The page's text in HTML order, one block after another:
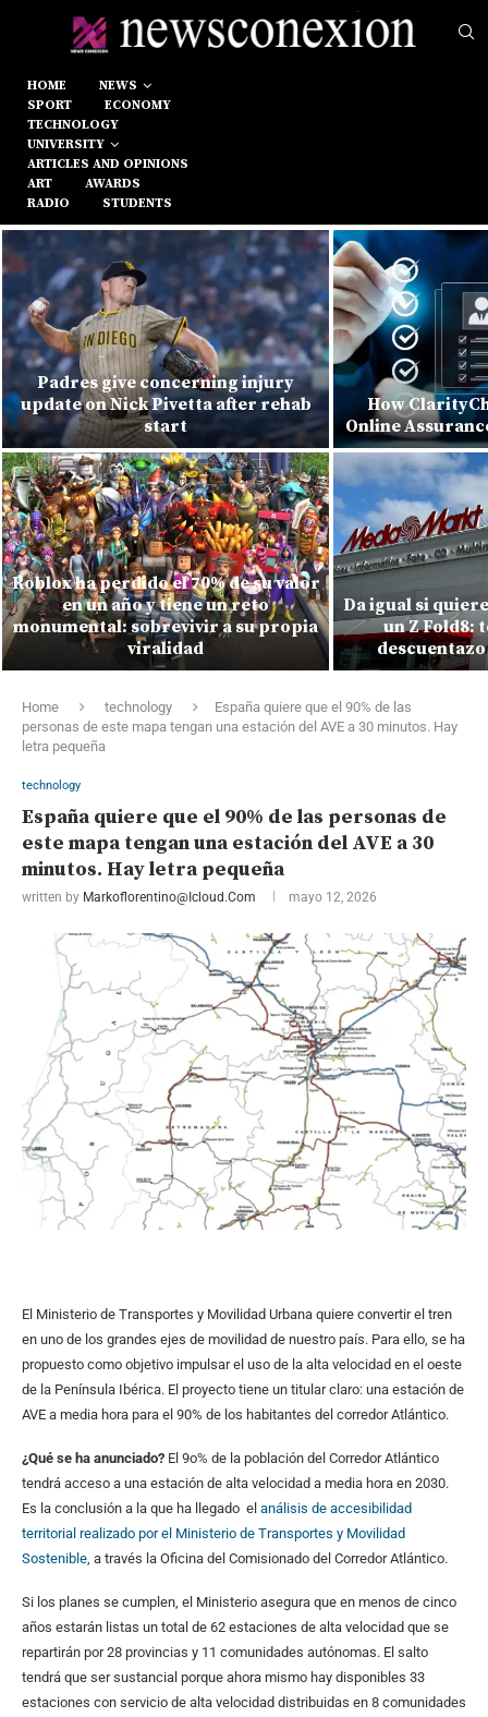
HOME
NEWS
SPORT
ECONOMY
TECHNOLOGY
UNIVERSITY
ARTICLES AND OPINIONS
ART
AWARDS
RADIO
STUDENTS
Padres give concerning injury
update on Nick Pivetta after rehab
start
Roblox ha perdido el 70% de su valor
en un año y tiene un reto
monumental: sobrevivir a su propia
viralidad
How
Online
Da igual si
un Z Fold8:
Home technology
España quiere que el 90% de las
personas de este mapa tengan una estación del AVE a 30 minutos. Hay
letra pequeña
technology
España quiere que el 90% de las personas de
este mapa tengan una estación del AVE a 30
minutos. Hay letra pequeña
written by Markoflorentino@icloud.com mayo 12, 2026
El Ministerio de Transportes y Movilidad Urbana quiere convertir el tren
en uno de los grandes ejes de movilidad de nuestro país. Para ello, se ha
propuesto como objetivo impulsar el uso de la alta velocidad en el oeste
de la Península Ibérica. El proyecto tiene un titular claro: una estación de
AVE a media hora para el 90% de los habitantes del corredor Atlántico.
¿Qué se ha anunciado? El 9o% de la población del Corredor Atlántico
tendrá acceso a una estación de alta velocidad a media hora en 2030.
Es la conclusión a la que ha llegado el análisis de accesibilidad
territorial realizado por el Ministerio de Transportes y Movilidad
Sostenible , a través la Oficina del Comisionado del Corredor Atlántico.
Si los planes se cumplen, el Ministerio asegura que en menos de cinco
años estarán listas un total de 62 estaciones de alta velocidad que se
repartirán por 28 provincias y 11 comunidades autónomas. El salto
tendrá que ser sustancial porque ahora mismo hay disponibles 33
estaciones con servicio de alta velocidad distribuidas en 8 comunidades